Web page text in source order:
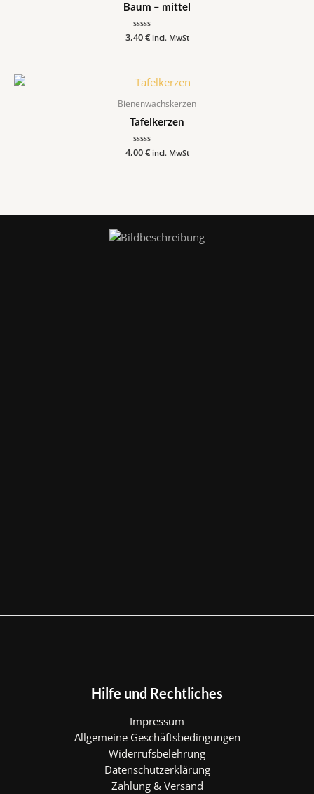
Baum – mittel
Bewertet
3,40€ incl. MwSt
Bienenwachskerzen
Tafelkerzen
Bewertet
4,00€ incl. MwSt
Hilfe und Rechtliches
Impressum
Allgemeine Geschäftsbedingungen
Widerrufsbelehrung
Datenschutzerklärung
Zahlung & Versand